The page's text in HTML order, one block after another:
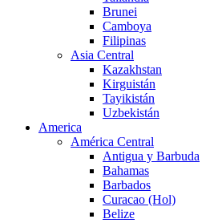
Brunei
Camboya
Filipinas
Asia Central
Kazakhstan
Kirguistán
Tayikistán
Uzbekistán
America
América Central
Antigua y Barbuda
Bahamas
Barbados
Curacao (Hol)
Belize